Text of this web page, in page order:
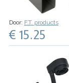
Door: F.T. products
€ 15.25